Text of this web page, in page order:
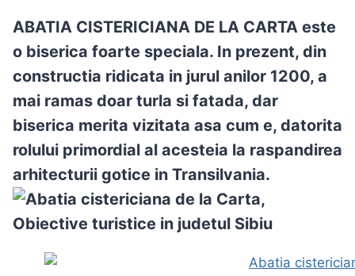
ABATIA CISTERICIANA DE LA CARTAeste
o biserica foarte speciala. In prezent, din
constructia ridicata in jurul anilor 1200, a
mai ramas doar turla si fatada, dar
biserica merita vizitata asa cum e, datorita
rolului primordial al acesteia la raspandirea
arhitecturii gotice in Transilvania.